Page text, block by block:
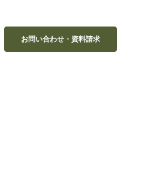
お問い合わせ・資料請求